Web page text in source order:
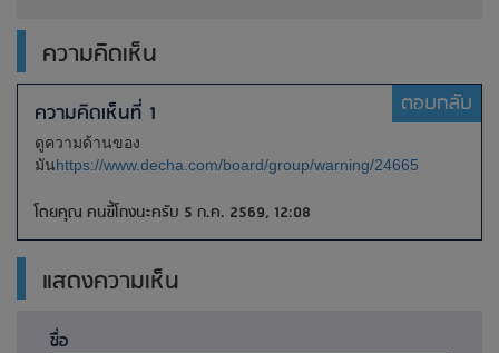
ความคิดเห็น
ความคิดเห็นที่ 1 ตอบกลับ
ดูความด้านของ
มันhttps://www.decha.com/board/group/warning/24665
โดยคุณ คนขี้โกงนะครับ 5 ก.ค. 2569, 12:08
แสดงความเห็น
ชื่อ